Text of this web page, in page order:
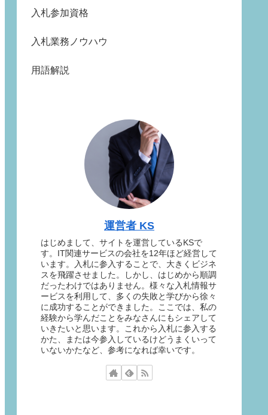
入札参加資格
入札業務ノウハウ
用語解説
運営者 KS
はじめまして、サイトを運営しているKSで
す。IT関連サービスの会社を12年ほど経営して
います。入札に参入することで、大きくビジネ
スを飛躍させました。しかし、はじめから順調
だったわけではありません。様々な入札情報サ
ービスを利用して、多くの失敗と学びから徐々
に成功することができました。ここでは、私の
経験から学んだことをみなさんにもシェアして
いきたいと思います。これから入札に参入する
かた、または今参入しているけどうまくいって
いないかたなど、参考になれば幸いです。